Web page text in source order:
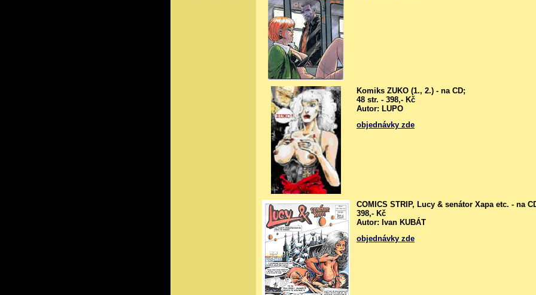
Komiks ZUKO (1., 2.) - na CD;
48 str. - 398,- Kč
Autor: LUPO
objednávky zde
COMICS STRIP, Lucy & senátor Xapa etc. - na
398,- Kč
Autor: Ivan KUBÁT
objednávky zde